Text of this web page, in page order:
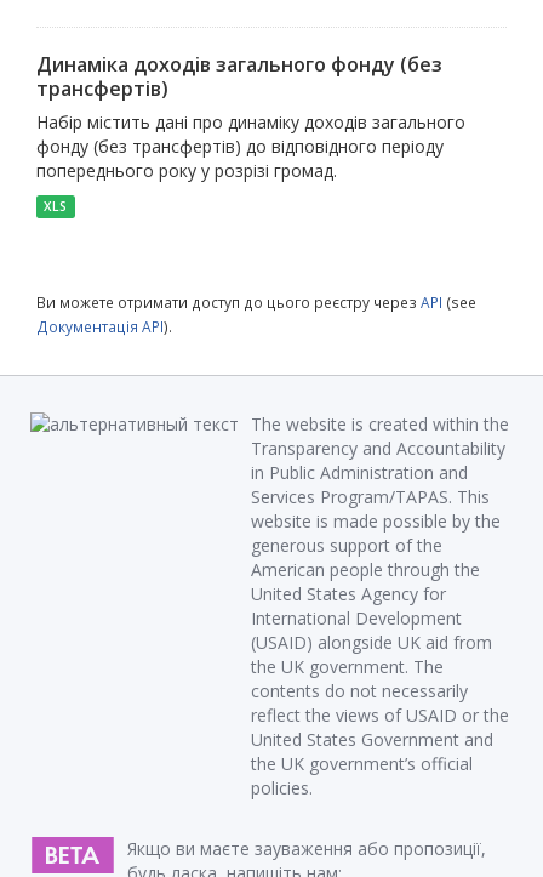
Динаміка доходів загального фонду (без
трансфертів)
Набір містить дані про динаміку доходів загального
фонду (без трансфертів) до відповідного періоду
попереднього року у розрізі громад.
XLS
Ви можете отримати доступ до цього реєстру через API (see
Документація API).
The website is created within the
Transparency and Accountability
in Public Administration and
Services Program/TAPAS. This
website is made possible by the
generous support of the
American people through the
United States Agency for
International Development
(USAID) alongside UK aid from
the UK government. The
contents do not necessarily
reflect the views of USAID or the
United States Government and
the UK government’s official
policies.
Якщо ви маєте зауваження або пропозиції,